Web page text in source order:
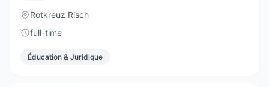
Rotkreuz Risch
full-time
Éducation & Juridique